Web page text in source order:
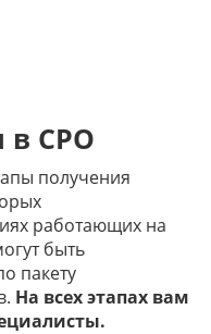
в СРО
получения
работающих на
быть
пакету
На всех этапах вам